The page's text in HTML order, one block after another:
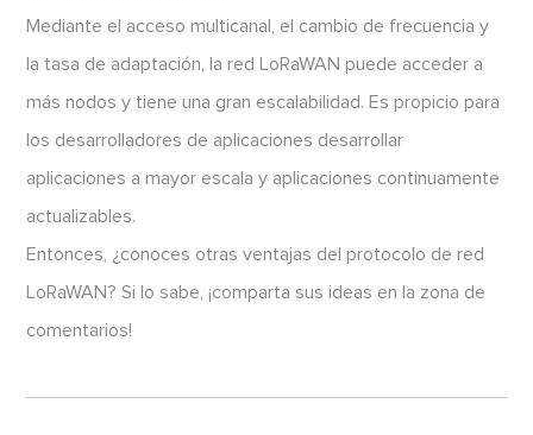
Mediante el acceso multicanal, el cambio de frecuencia y
la tasa de adaptación, la red LoRaWAN puede acceder a
más nodos y tiene una gran escalabilidad. Es propicio para
los desarrolladores de aplicaciones desarrollar
aplicaciones a mayor escala y aplicaciones continuamente
actualizables.
Entonces, ¿conoces otras ventajas del protocolo de red
LoRaWAN? Si lo sabe, ¡comparta sus ideas en la zona de
comentarios!